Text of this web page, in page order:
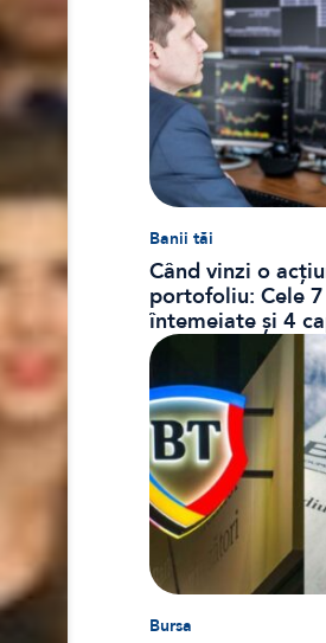
Banii tăi
Când vinzi o
portofoliu: Cele
întemeiate și 4
emoționale (ghid
Bursa